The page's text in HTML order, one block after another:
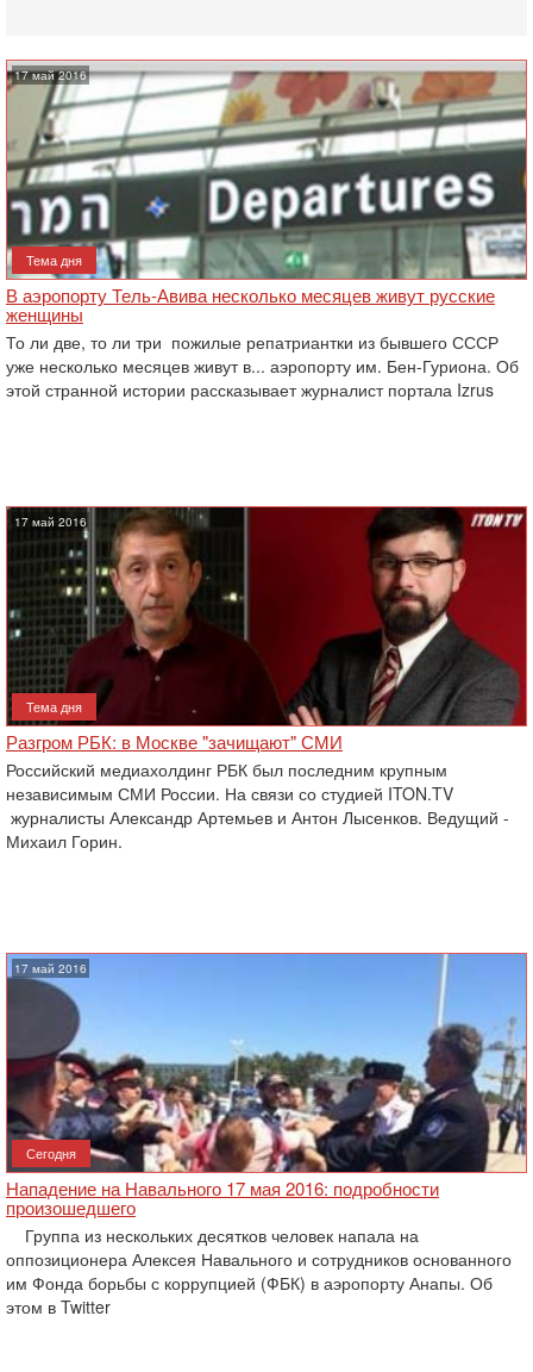
17 май 2016
Тема дня
В аэропорту Тель-Авива несколько месяцев живут русские
женщины
То ли две, то ли три пожилые репатриантки из бывшего СССР
уже несколько месяцев живут в... аэропорту им. Бен-Гуриона. Об
этой странной истории рассказывает журналист портала Izrus
17 май 2016
Тема дня
Разгром РБК: в Москве "зачищают" СМИ
Российский медиахолдинг РБК был последним крупным
независимым СМИ России. На связи со студией ITON.TV
журналисты Александр Артемьев и Антон Лысенков. Ведущий -
Михаил Горин.
17 май 2016
Сегодня
Нападение на Навального 17 мая 2016: подробности
произошедшего
Группа из нескольких десятков человек напала на
оппозиционера Алексея Навального и сотрудников основанного
им Фонда борьбы с коррупцией (ФБК) в аэропорту Анапы. Об
этом в Twitter